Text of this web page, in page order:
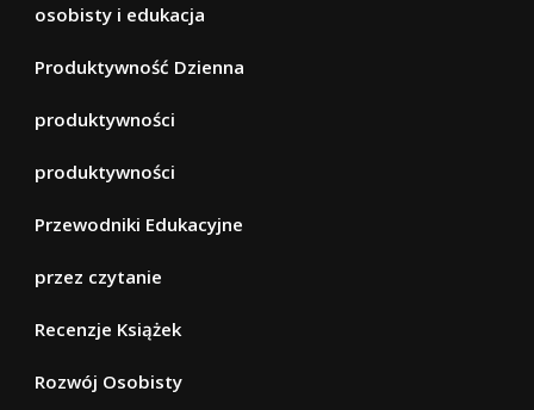
osobisty i edukacja
Produktywność Dzienna
produktywności
produktywności
Przewodniki Edukacyjne
przez czytanie
Recenzje Książek
Rozwój Osobisty